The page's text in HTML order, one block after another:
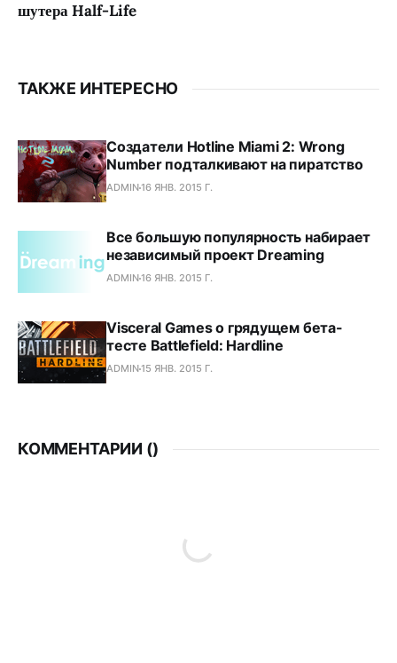
шутера Half-Life
ТАКЖЕ ИНТЕРЕСНО
Создатели Hotline Miami 2: Wrong
Number подталкивают на пиратство
ADMIN16 ЯНВ. 2015 Г.
Все большую популярность набирает
независимый проект Dreaming
ADMIN16 ЯНВ. 2015 Г.
Visceral Games о грядущем бета-
тесте Battlefield: Hardline
ADMIN15 ЯНВ. 2015 Г.
КОММЕНТАРИИ ()